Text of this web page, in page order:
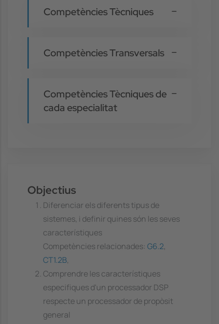
Competències Tècniques
Competències Transversals
Competències Tècniques de
cada especialitat
Objectius
Diferenciar els diferents tipus de
sistemes, i definir quines són les seves
característiques
Competències relacionades: G6.2,
CT1.2B,
Comprendre les característiques
especifiques d'un processador DSP
respecte un processador de propòsit
general